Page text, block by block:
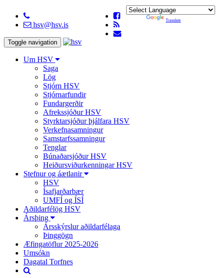
hsv@hsv.is
Translate
Toggle navigation
Um HSV
Saga
Lög
Stjórn HSV
Stjórnarfundir
Fundargerðir
Afrekssjóður HSV
Styrktarsjóður þjálfara HSV
Verkefnasamningur
Samstarfssamningur
Tenglar
Búnaðarsjóður HSV
Heiðursviðurkenningar HSV
Stefnur og áætlanir
HSV
Ísafjarðarbær
UMFÍ og ÍSÍ
Aðildarfélög HSV
Ársþing
Ársskýrslur aðildarfélaga
Þinggögn
Æfingatöflur 2025-2026
Umsókn
Dagatal Torfnes